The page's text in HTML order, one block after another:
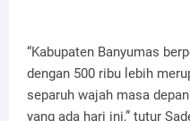
“Kabupaten Banyumas
dengan 500 ribu lebih
separuh wajah masa
yang ada hari ini,” tutur